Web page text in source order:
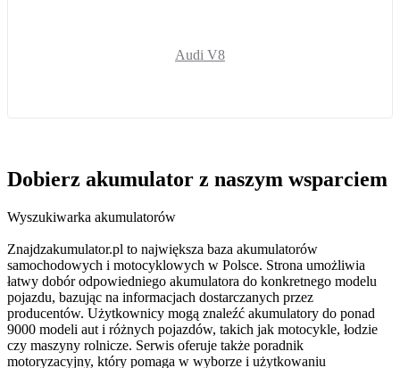
Audi V8
Dobierz akumulator z naszym wsparciem
Wyszukiwarka akumulatorów
Znajdzakumulator.pl to największa baza akumulatorów
samochodowych i motocyklowych w Polsce. Strona umożliwia
łatwy dobór odpowiedniego akumulatora do konkretnego modelu
pojazdu, bazując na informacjach dostarczanych przez
producentów. Użytkownicy mogą znaleźć akumulatory do ponad
9000 modeli aut i różnych pojazdów, takich jak motocykle, łodzie
czy maszyny rolnicze. Serwis oferuje także poradnik
motoryzacyjny, który pomaga w wyborze i użytkowaniu